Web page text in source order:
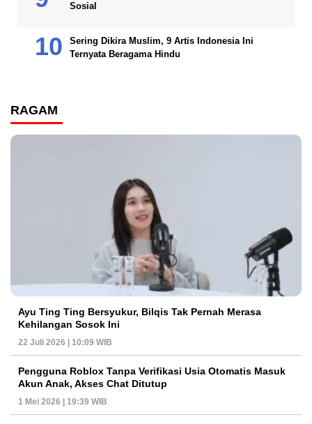
Sosial
Sering Dikira Muslim, 9 Artis Indonesia Ini
Ternyata Beragama Hindu
RAGAM
Ayu Ting Ting Bersyukur, Bilqis Tak Pernah Merasa
Kehilangan Sosok Ini
22 Juli 2026 | 10:09 WIB
Pengguna Roblox Tanpa Verifikasi Usia Otomatis Masuk
Akun Anak, Akses Chat Ditutup
1 Mei 2026 | 19:39 WIB